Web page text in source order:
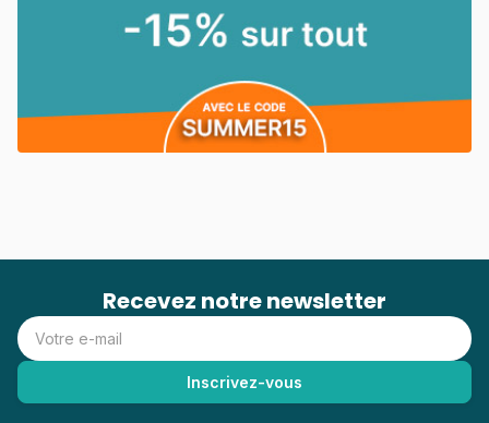
Recevez notre newsletter